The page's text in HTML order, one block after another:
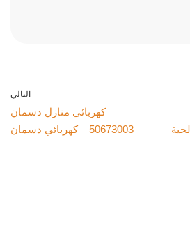
التالي
كهربائي منازل دسمان
50673003 – كهربائي دسمان